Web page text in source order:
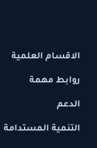
الاقسام العلمية
روابط مهمة
الدعم
التنمية المستدامة